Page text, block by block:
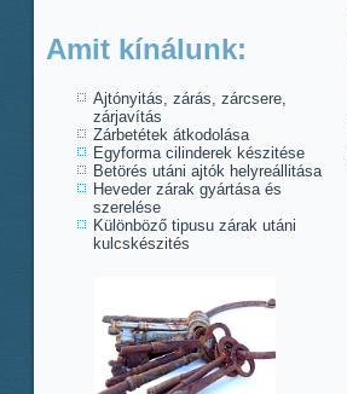
Amit kínálunk:
Ajtónyitás, zárás, zárcsere,
zárjavítás
Zárbetétek átkodolása
Egyforma cilinderek készitése
Betörés utáni ajtók helyreállitása
Heveder zárak gyártása és
szerelése
Különböző tipusu zárak utáni
kulcskészités